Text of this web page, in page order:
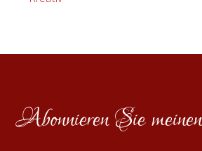
Abonnieren Sie